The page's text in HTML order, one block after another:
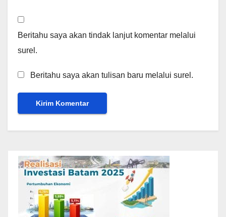
Beritahu saya akan tindak lanjut komentar melalui
surel.
Beritahu saya akan tulisan baru melalui surel.